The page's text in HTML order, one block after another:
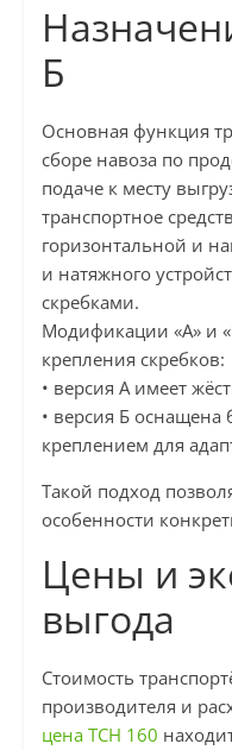
Б
Основная функция
сборе навоза по
подаче к месту
транспортное
горизонтальной и
и натяжного
скребками.
Модификации «А» и
крепления скребков:
• версия А имеет
• версия Б
креплением для
Такой подход
особенности
Цены и
выгода
Стоимость
производителя и
цена ТСН 160